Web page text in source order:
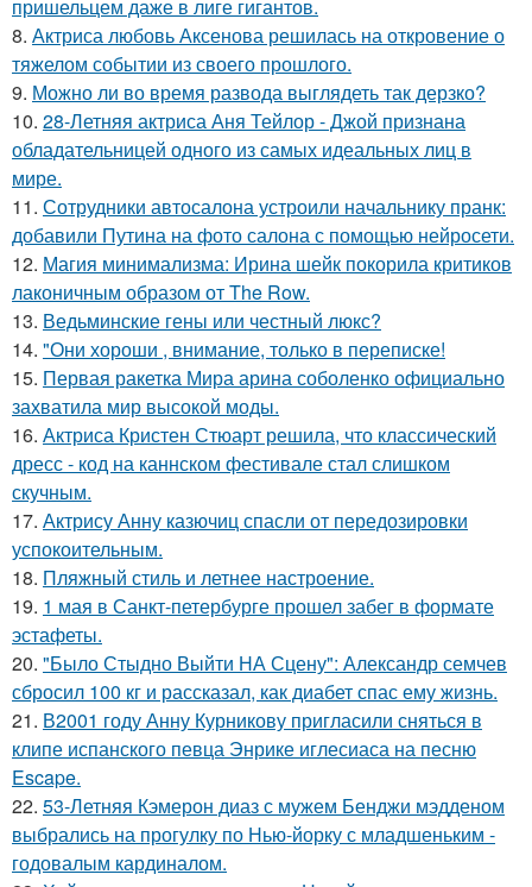
пришельцем даже в лиге гигантов.
8. Актриса любовь Аксенова решилась на откровение о
тяжелом событии из своего прошлого.
9. Можно ли во время развода выглядеть так дерзко?
10. 28-Летняя актриса Аня Тейлор - Джой признана
обладательницей одного из самых идеальных лиц в
мире.
11. Сотрудники автосалона устроили начальнику пранк:
добавили Путина на фото салона с помощью нейросети.
12. Магия минимализма: Ирина шейк покорила критиков
лаконичным образом от The Row.
13. Ведьминские гены или честный люкс?
14. "Они хороши , внимание, только в переписке!
15. Первая ракетка Мира арина соболенко официально
захватила мир высокой моды.
16. Актриса Кристен Стюарт решила, что классический
дресс - код на каннском фестивале стал слишком
скучным.
17. Актрису Анну казючиц спасли от передозировки
успокоительным.
18. Пляжный стиль и летнее настроение.
19. 1 мая в Санкт-петербурге прошел забег в формате
эстафеты.
20. "Было Стыдно Выйти НА Сцену": Александр семчев
сбросил 100 кг и рассказал, как диабет спас ему жизнь.
21. В2001 году Анну Курникову пригласили сняться в
клипе испанского певца Энрике иглесиаса на песню
Escape.
22. 53-Летняя Кэмерон диаз с мужем Бенджи мэдденом
выбрались на прогулку по Нью-йорку с младшеньким -
годовалым кардиналом.